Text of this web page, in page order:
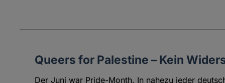
Queers for Palestine – Kein
Der Juni war Pride-Month. In nahezu jeder